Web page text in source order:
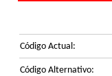
Código Actual:
Código Alternativo: